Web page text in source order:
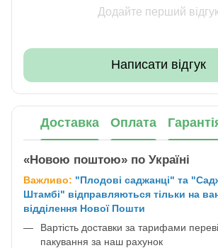
Додайте перший
Написати відгук
Доставка Оплата
«Новою поштою» по Україні
Важливо: "Плодові саджанці" та
Штамбі" відправляються тільки на
відділення Нової Пошти
Вартість доставки за тарифами
пакування за наш рахунок